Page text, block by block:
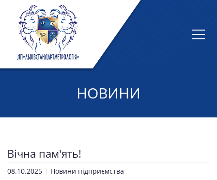
НОВИНИ
Вічна пам'ять!
08.10.2025 Новини підприємства